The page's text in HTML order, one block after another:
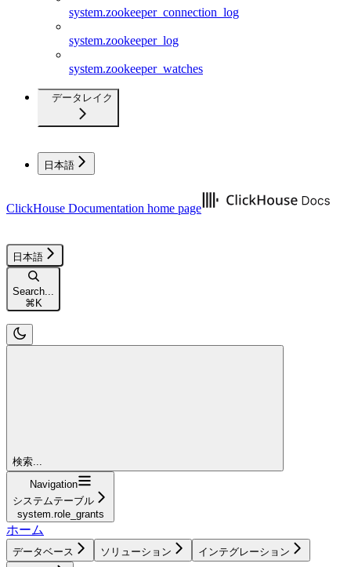
system.zookeeper_connection_log
system.zookeeper_log
system.zookeeper_watches
データレイク
日本語
ClickHouse Documentation home page
日本語
Search...
⌘K
検索...
Navigation
システムテーブル
system.role_grants
ホーム
データベース ソリューション
インテグレーション